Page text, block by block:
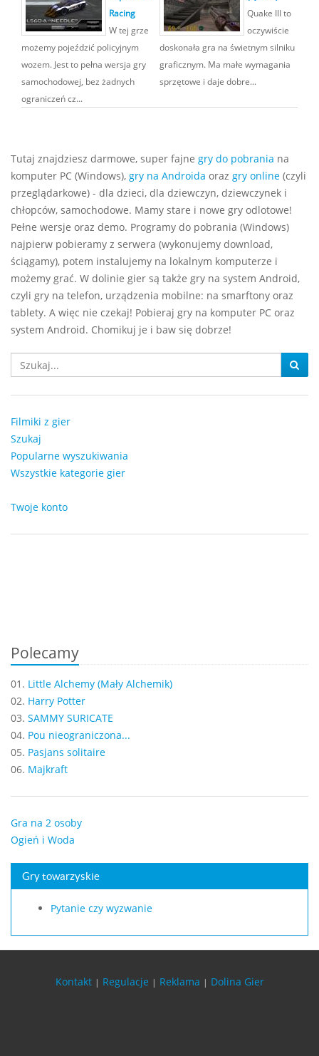
Racing
W tej grze
możemy pojeździć policyjnym
wozem. Jest to pełna wersja gry
samochodowej, bez żadnych
ograniczeń cz...
Quake III to
oczywiście
doskonała gra na świetnym silniku
graficznym. Ma małe wymagania
sprzętowe i daje dobre...
Tutaj znajdziesz darmowe, super fajne gry do pobrania na
komputer PC (Windows), gry na Androida oraz gry online (czyli
przeglądarkowe) - dla dzieci, dla dziewczyn, dziewczynek i
chłopców, samochodowe. Mamy stare i nowe gry odlotowe!
Pełne wersje oraz demo. Programy do pobrania (Windows)
najpierw pobieramy z serwera (wykonujemy download,
ściągamy), potem instalujemy na lokalnym komputerze i
możemy grać. W dolinie gier są także gry na system Android,
czyli gry na telefon, urządzenia mobilne: na smarftony oraz
tablety. A więc nie czekaj! Pobieraj gry na komputer PC oraz
system Android. Chomikuj je i baw się dobrze!
Filmiki z gier
Szukaj
Popularne wyszukiwania
Wszystkie kategorie gier
Twoje konto
Polecamy
01. Little Alchemy (Mały Alchemik)
02. Harry Potter
03. SAMMY SURICATE
04. Pou nieograniczona...
05. Pasjans solitaire
06. Majkraft
Gra na 2 osoby
Ogień i Woda
Gry towarzyskie
Pytanie czy wyzwanie
Kontakt | Regulacje | Reklama | Dolina Gier